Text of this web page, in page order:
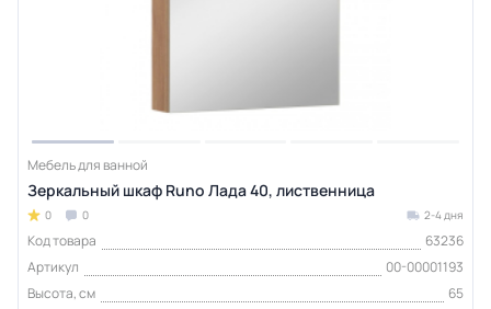
Мебель для ванной
Зеркальный шкаф Runo Лада 40, лиственница
0 0 2-4 дня
Код товара
63236
Артикул
00-00001193
Высота, см
65